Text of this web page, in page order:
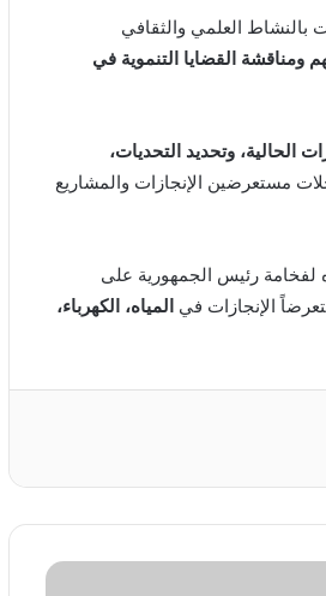
بالنشاط العلمي والثقافي
ومناقشة القضايا التنموية في
الحالية، وتحديد التحديات،
مستعرضين الإنجازات والمشاريع
رئيس الجمهورية على
الإنجازات في المياه، الكهرباء،